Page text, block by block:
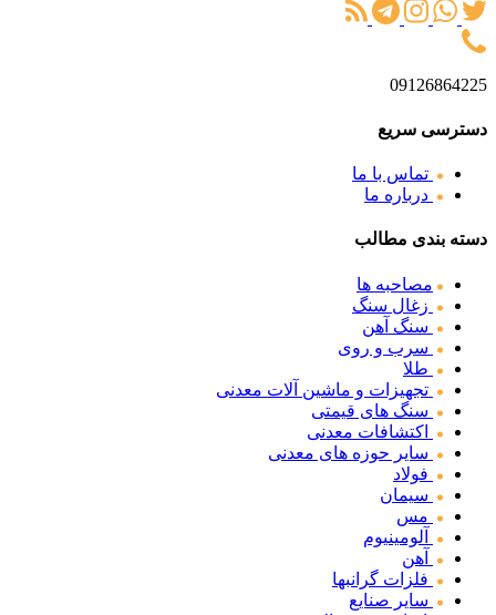
09126864225
دسترسی سریع
تماس با ما
درباره ما
دسته بندی مطالب
مصاحبه ها
زغال سنگ
سنگ آهن
سرب و روی
طلا
تجهیزات و ماشین آلات معدنی
سنگ های قیمتی
اکتشافات معدنی
سایر حوزه های معدنی
فولاد
سیمان
مس
آلومینیوم
آهن
فلزات گرانبها
سایر صنایع